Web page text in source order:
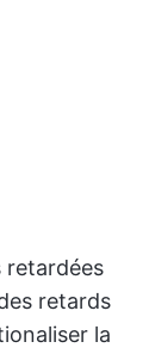
retardées
retards
la